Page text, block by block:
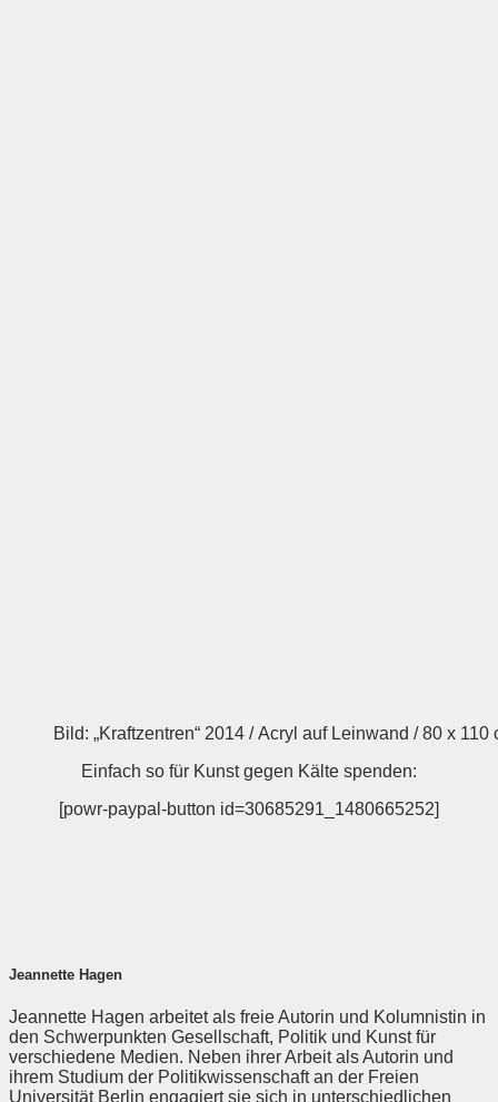
Bild: „Kraftzentren“ 2014 / Acryl auf Leinwand / 80 x 110
Einfach so für Kunst gegen Kälte spenden:
[powr-paypal-button id=30685291_1480665252]
Jeannette Hagen
Jeannette Hagen arbeitet als freie Autorin und Kolumnistin in
den Schwerpunkten Gesellschaft, Politik und Kunst für
verschiedene Medien. Neben ihrer Arbeit als Autorin und
ihrem Studium der Politikwissenschaft an der Freien
Universität Berlin engagiert sie sich in unterschiedlichen